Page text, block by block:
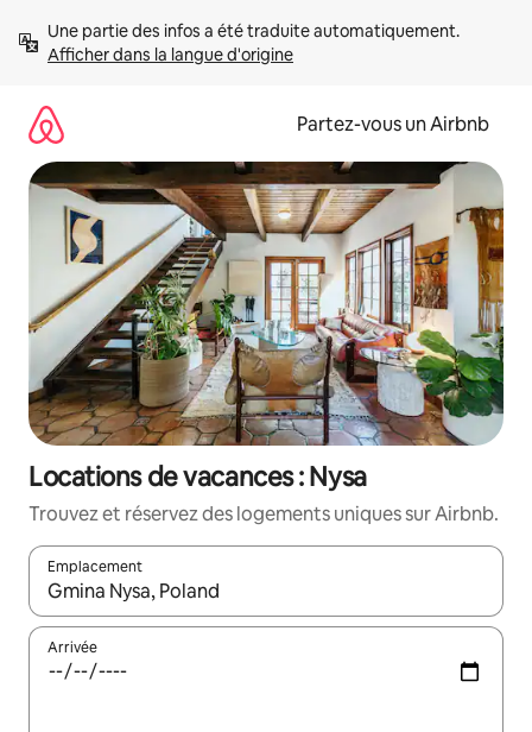
directement
Afficher dans la langue d'origine
Partez-vous un Airbnb
Locations de vacances : Nysa
Trouvez et réservez des logements uniques sur Airbnb.
Emplacement
Quand les résultats sont affichés, parcourez-les en utilisant
Arrivée